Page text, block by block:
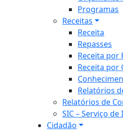
Programas
Receitas
Receita
Repasses
Receita por
Receita por
Relatórios
Relatórios de
SIC – Serviço
Cidadão